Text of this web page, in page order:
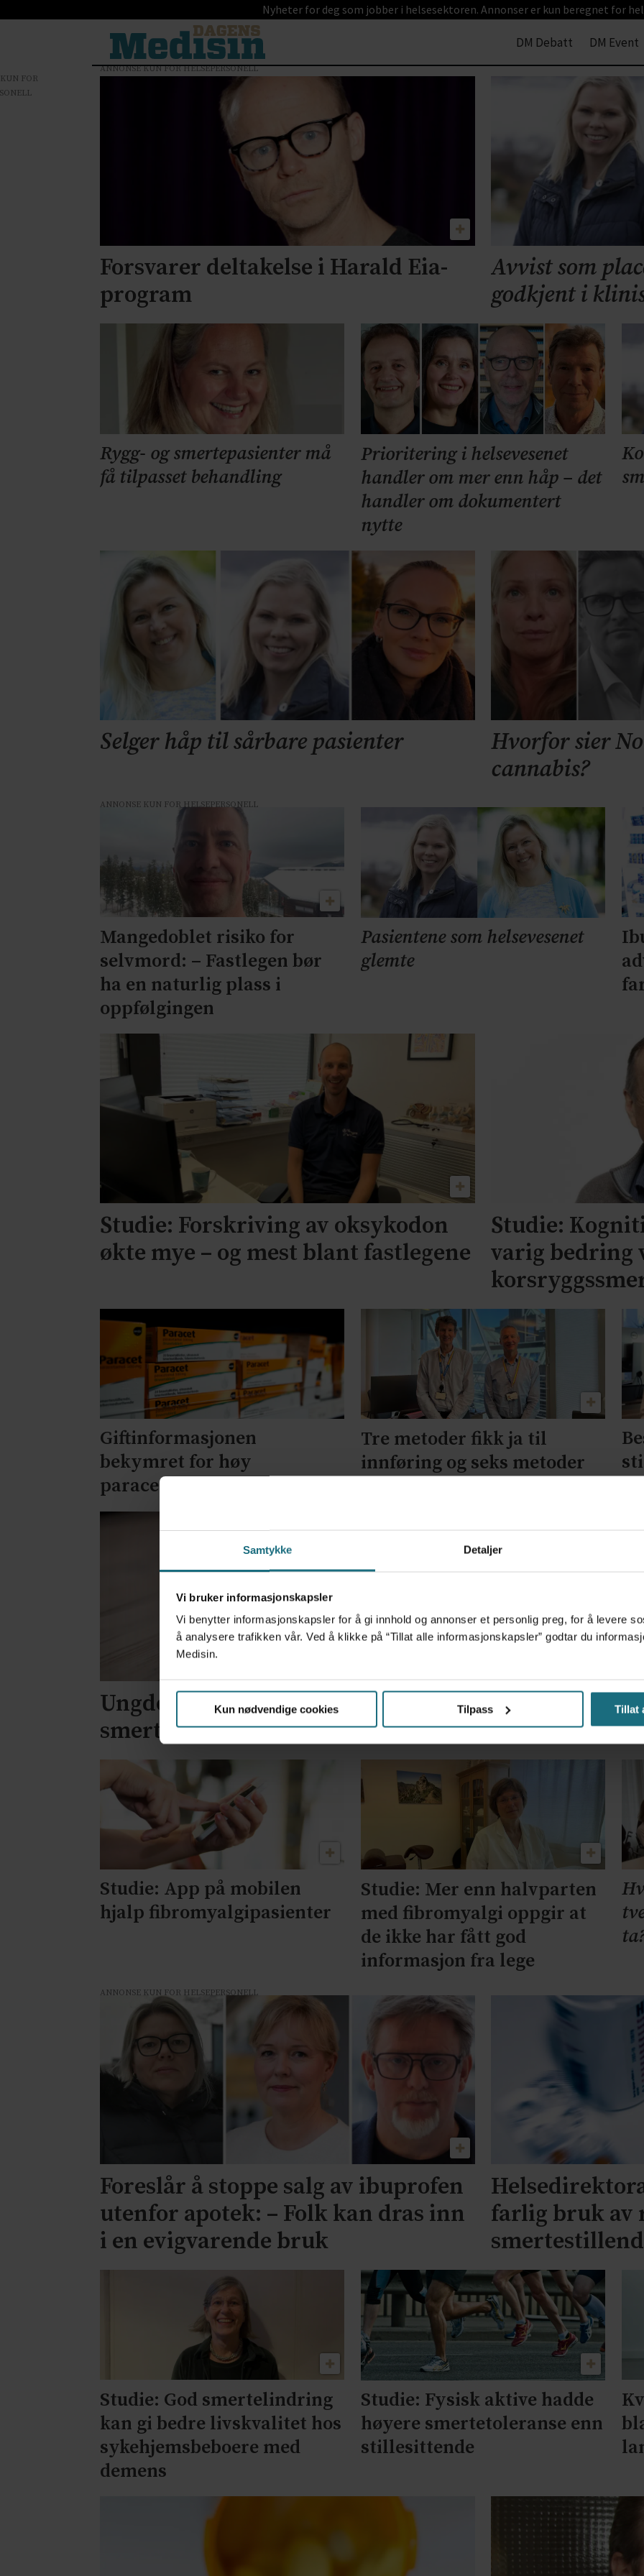
Samtykke Detaljer
Vi bruker informasjonskapsler
Vi benytter informasjonskapsler for å gi innhold og annonser et personlig preg, for å levere
å analysere trafikken vår. Ved å klikke på “Tillat alle informasjonskapsler” godtar du
Medisin.
Kun nødvendige cookies Tilpass Tillat
Nyheter for deg som jobber i helsesektoren. Annonser er kun beregnet for
DM Debatt DM Event
Tag:
smertebehandling
ANNONSE KUN FOR HELSEPERSONELL
Forsvarer deltakelse i Harald Eia-
program
Avvist som
godkjent i
Rygg- og smertepasienter må
få tilpasset behandling
Prioritering i helsevesenet
handler om mer enn håp – det
handler om dokumentert
nytte
Selger håp til sårbare pasienter
Hvorfor sier
cannabis?
ANNONSE KUN FOR HELSEPERSONELL
Mangedoblet risiko for
selvmord: – Fastlegen bør
ha en naturlig plass i
oppfølgingen
Pasientene som helsevesenet
glemte
Studie: Forskriving av oksykodon
økte mye – og mest blant fastlegene
Studie:
varig bedring
Giftinformasjonen
bekymret for høy
paracetamol-bruk
Tre metoder fikk ja til
innføring og seks metoder
Ungdomsskolejenter tar oftere
smertestillende
Nytt
raskere hjelp
Studie: App på mobilen
hjalp fibromyalgipasienter
Studie: Mer enn halvparten
med fibromyalgi oppgir at
de ikke har fått god
informasjon fra lege
ANNONSE KUN FOR HELSEPERSONELL
Foreslår å stoppe salg av ibuprofen
utenfor apotek: – Folk kan dras inn
i en evigvarende bruk
farlig bruk av
Studie: God smertelindring
kan gi bedre livskvalitet hos
sykehjemsbeboere med
demens
Studie: Fysisk aktive hadde
høyere smertetoleranse enn
stillesittende
FOR